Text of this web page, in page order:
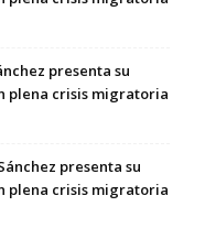
presenta su
plena crisis migratoria
presenta su
plena crisis migratoria